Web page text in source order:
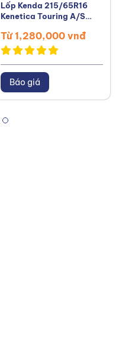
Lốp Kenda 215/65R16
Kenetica Touring A/S
Từ 1,280,000 vnđ
Báo giá